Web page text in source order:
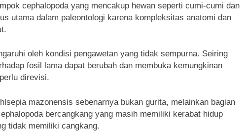
cephalopoda yang mencakup hewan seperti cumi-cumi dan
utama dalam paleontologi karena kompleksitas anatomi dan
oleh kondisi pengawetan yang tidak sempurna. Seiring
fosil lama dapat berubah dan membuka kemungkinan
direvisi.
mazonensis sebenarnya bukan gurita, melainkan bagian
bercangkang yang masih memiliki kerabat hidup
tidak memiliki cangkang.